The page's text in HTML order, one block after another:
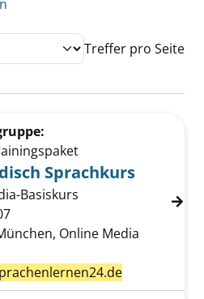
Treffer pro Seite
von Schwedisch
Sprachkurs
Basiskurs
diesem Verfasser
Online Media